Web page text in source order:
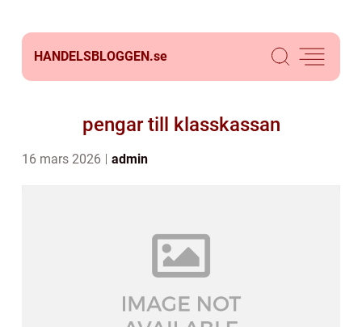
HANDELSBLOGGEN.se
pengar till klasskassan
16 mars 2026 admin